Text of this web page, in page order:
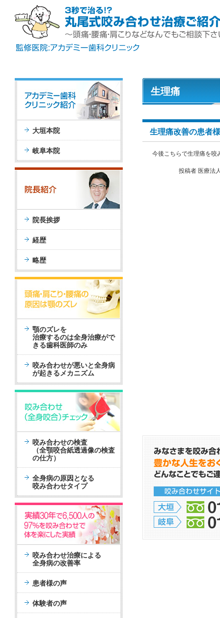
生理痛
生理痛改善の患者
今後こちらで生理痛を咬
投稿者 医療法
大垣本院
岐阜本院
院長挨拶
経歴
略歴
顎のズレを
治療するのは全身治療がで
きる歯科医師のみ
咬み合わせが悪いと全身病
が起きるメカニズム
咬み合わせの検査
（全顎咬合紙透過像の検査
の仕方）
全身病の原因となる
咬み合わせタイプ
咬み合わせ治療による
全身病の改善率
患者様の声
体験者の声